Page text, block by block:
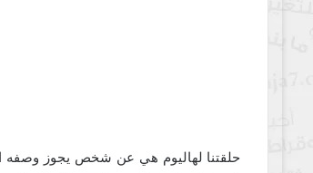
حلقتنا لهاليوم هي عن شخص يجوز وصفه